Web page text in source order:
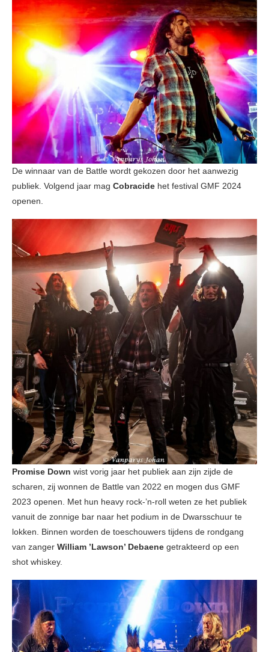
De winnaar van de Battle wordt gekozen door het aanwezig
publiek. Volgend jaar mag Cobracide het festival GMF 2024
openen.
Promise Down wist vorig jaar het publiek aan zijn zijde de
scharen, zij wonnen de Battle van 2022 en mogen dus GMF
2023 openen. Met hun heavy rock-’n-roll weten ze het publiek
vanuit de zonnige bar naar het podium in de Dwarsschuur te
lokken. Binnen worden de toeschouwers tijdens de rondgang
van zanger William ’Lawson’ Debaene getrakteerd op een
shot whiskey.